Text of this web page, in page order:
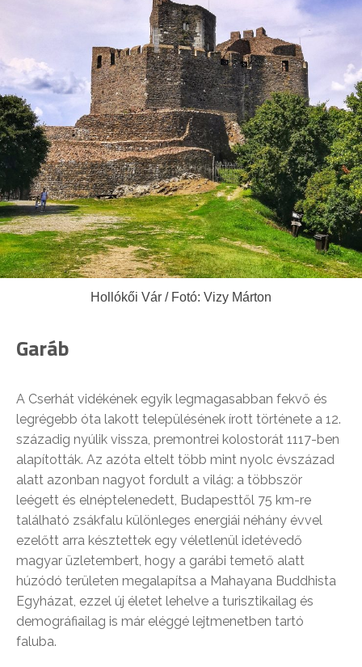
Hollókői Vár / Fotó: Vizy Márton
Garáb
A Cserhát vidékének egyik legmagasabban fekvő és
legrégebb óta lakott településének írott története a 12.
századig nyúlik vissza, premontrei kolostorát 1117-ben
alapították. Az azóta eltelt több mint nyolc évszázad
alatt azonban nagyot fordult a világ: a többször
leégett és elnéptelenedett, Budapesttől 75 km-re
található zsákfalu különleges energiái néhány évvel
ezelőtt arra késztettek egy véletlenül idetévedő
magyar üzletembert, hogy a garábi temető alatt
húzódó területen megalapítsa a Mahayana Buddhista
Egyházat, ezzel új életet lehelve a turisztikailag és
demográfiailag is már eléggé lejtmenetben tartó
faluba.